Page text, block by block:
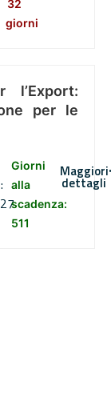
32
giorni
l’Export:
per le
:
Giorni
alla
scadenza:
511
Maggiori
dettagli